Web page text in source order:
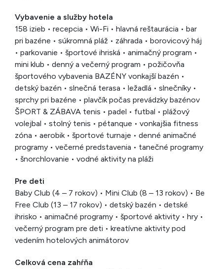
Vybavenie a služby hotela
158 izieb • recepcia • Wi-Fi • hlavná reštaurácia • bar
pri bazéne • súkromná pláž • záhrada • borovicový háj
• parkovanie • športové ihriská • animačný program •
mini klub • denný a večerný program • požičovňa
športového vybavenia BAZÉNY vonkajší bazén •
detský bazén • slnečná terasa • ležadlá • slnečníky •
sprchy pri bazéne • plavčík počas prevádzky bazénov
ŠPORT & ZÁBAVA tenis • padel • futbal • plážový
volejbal • stolný tenis • pétanque • vonkajšia fitness
zóna • aerobik • športové turnaje • denné animačné
programy • večerné predstavenia • tanečné programy
• šnorchlovanie • vodné aktivity na pláži
Pre deti
Baby Club (4 – 7 rokov) • Mini Club (8 – 13 rokov) • Be
Free Club (13 – 17 rokov) • detský bazén • detské
ihrisko • animačné programy • športové aktivity • hry •
večerný program pre deti • kreatívne aktivity pod
vedením hotelových animátorov
Celková cena zahŕňa